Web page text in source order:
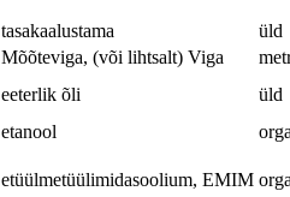
tasakaalustama
üld
Mõõteviga, (või lihtsalt) Viga
eeterlik õli
üld
etanool
etüülmetüülimidasoolium, EMIM